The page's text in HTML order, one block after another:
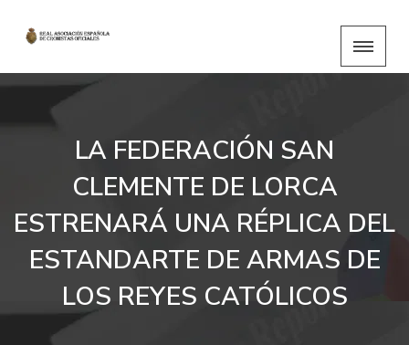
LA FEDERACIÓN SAN
CLEMENTE DE LORCA
ESTRENARÁ UNA RÉPLICA DEL
ESTANDARTE DE ARMAS DE
LOS REYES CATÓLICOS